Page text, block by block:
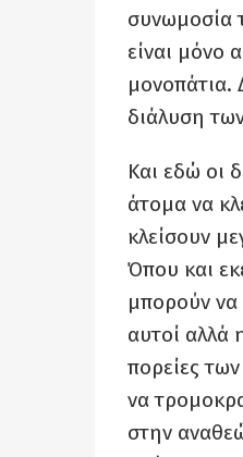
συνωμοσία
είναι μόνο
μονοπάτια.
διάλυση
Και εδώ οι
άτομα να
κλείσουν
Όπου και
μπορούν να
αυτοί αλλά
πορείες
να
στην